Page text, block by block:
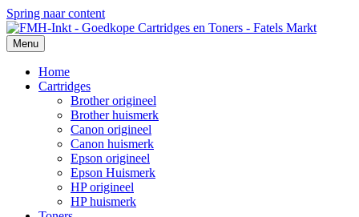
Spring naar content
Menu
Home
Cartridges
Brother origineel
Brother huismerk
Canon origineel
Canon huismerk
Epson origineel
Epson Huismerk
HP origineel
HP huismerk